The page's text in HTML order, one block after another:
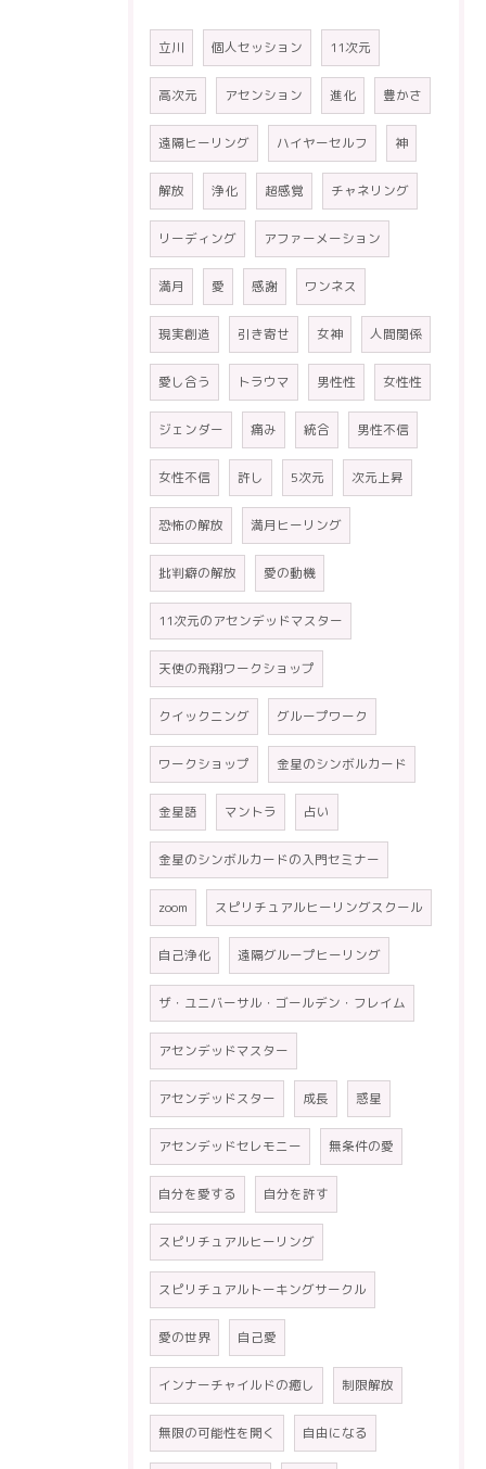
立川 個人セッション 11次元
高次元 アセンション 進化 豊かさ
遠隔ヒーリング ハイヤーセルフ 神
解放 浄化 超感覚 チャネリング
リーディング アファーメーション
満月 愛 感謝 ワンネス
現実創造 引き寄せ 女神 人間関係
愛し合う トラウマ 男性性 女性性
ジェンダー 痛み 統合 男性不信
女性不信 許し 5次元 次元上昇
恐怖の解放 満月ヒーリング
批判癖の解放 愛の動機
11次元のアセンデッドマスター
天使の飛翔ワークショップ
クイックニング グループワーク
ワークショップ 金星のシンボルカード
金星語 マントラ 占い
金星のシンボルカードの入門セミナー
zoom スピリチュアルヒーリングスクール
自己浄化 遠隔グループヒーリング
ザ・ユニバーサル・ゴールデン・フレイム
アセンデッドマスター
アセンデッドスター 成長 惑星
アセンデッドセレモニー 無条件の愛
自分を愛する 自分を許す
スピリチュアルヒーリング
スピリチュアルトーキングサークル
愛の世界 自己愛
インナーチャイルドの癒し 制限解放
無限の可能性を開く 自由になる